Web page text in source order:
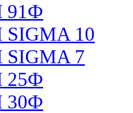
91Ф
10
7
25Ф
30Ф